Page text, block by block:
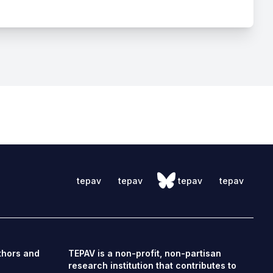
tepav tepav tepav tepav
and
TEPAV is a non-profit, non-partisan
research institution that contributes to